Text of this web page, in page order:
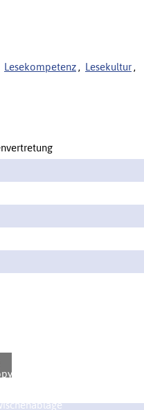
Lesekompetenz , Lesekultur ,